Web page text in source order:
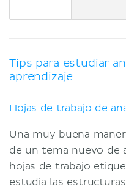
Tips para estudiar
aprendizaje
Hojas de trabajo de
Una muy buena
de un tema nuevo de
hojas de trabajo
estudia las